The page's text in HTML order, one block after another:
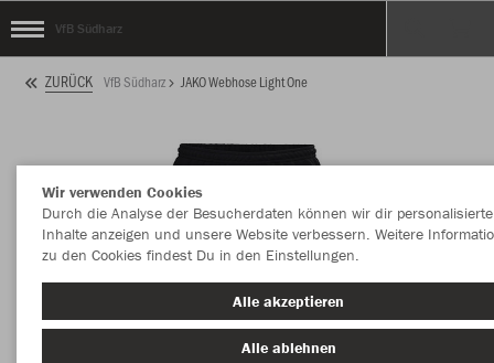
VfB Südharz
ZURÜCK VfB Südharz JAKO Webhose Light One
Wir verwenden Cookies
Durch die Analyse der Besucherdaten können wir dir personalisierte
Inhalte anzeigen und unsere Website verbessern. Weitere
zu den Cookies findest Du in den Einstellungen.
Alle akzeptieren
Alle ablehnen